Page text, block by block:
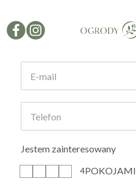
Jestem zainteresowany
4POKOJAMI